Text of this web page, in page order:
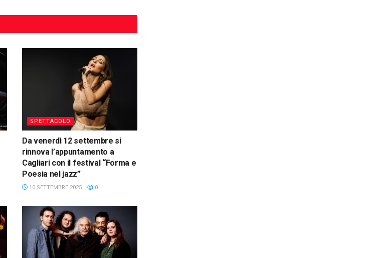
SPETTACOLO
Da venerdì 12 settembre si
rinnova l’appuntamento a
Cagliari con il festival “Forma e
Poesia nel jazz”
10 SETTEMBRE 2025 0